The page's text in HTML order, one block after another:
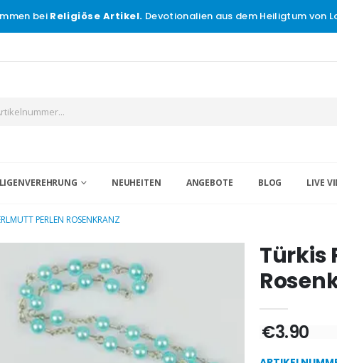
bei Religiöse Artikel. Devotionalien aus dem Heiligtum von
NEUHEITEN ANGEBOTE BLOG LIVE
PERLEN ROSENKRANZ
Türkis
€3.90